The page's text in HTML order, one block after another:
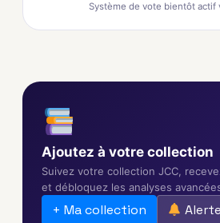
Système de vote bientôt actif
Ajoutez à votre collection
Suivez votre collection JCC,
et débloquez les analyses
+ Ma collection